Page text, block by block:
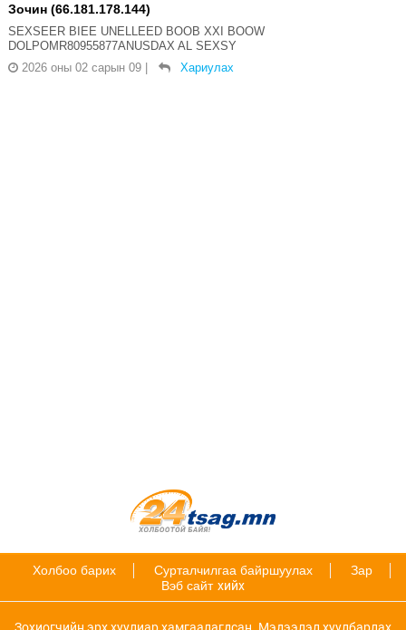
Зочин (66.181.178.144)
SEXSEER BIEE UNELLEED BOOB XXI BOOW
DOLPOMR80955877ANUSDAX AL SEXSY
2026 оны 02 сарын 09 | Хариулах
Холбоо барих Сурталчилгаа байршуулах
Зар
Вэб сайт хийх